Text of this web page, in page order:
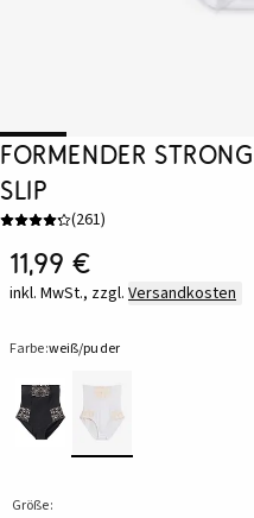
Formender
Slip
(261)
11,99 €
inkl. MwSt., zzgl. Versandkosten
Farbe:weiß/puder
Größe: